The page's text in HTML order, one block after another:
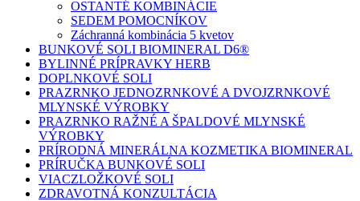
OSTANTÉ KOMBINÁCIE
SEDEM POMOCNÍKOV
Záchranná kombinácia 5 kvetov
BUNKOVÉ SOLI BIOMINERAL D6®
BYLINNÉ PRÍPRAVKY HERB
DOPLNKOVÉ SOLI
PRAZRNKO JEDNOZRNKOVÉ A DVOJZRNKOVÉ
MLYNSKÉ VÝROBKY
PRAZRNKO RAŽNÉ A ŠPALDOVÉ MLYNSKÉ
VÝROBKY
PRÍRODNÁ MINERÁLNA KOZMETIKA BIOMINERAL
PRÍRUČKA BUNKOVÉ SOLI
VIACZLOŽKOVÉ SOLI
ZDRAVOTNÁ KONZULTÁCIA